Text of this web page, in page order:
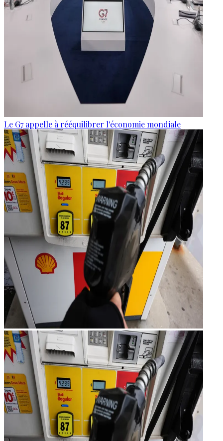
Le G7 appelle à rééquilibrer l'économie mondiale